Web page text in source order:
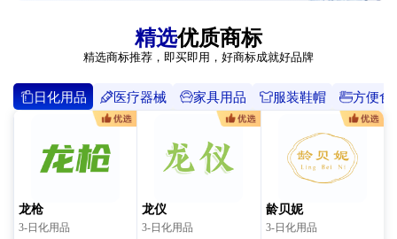
精选优质商标
精选商标推荐，即买即用，好商标成就好品牌
日化用品 医疗器械 家具用品 服装鞋帽 方便食
龙枪
3-日化用品
龙仪
3-日化用品
龄贝妮
3-日化用品